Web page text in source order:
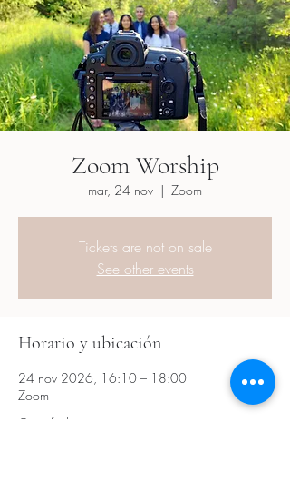
Zoom Worship
mar, 24 nov
  |
Zoom
Tickets are not on sale
See other events
Horario y ubicación
24 nov 2026, 16:10 – 18:00
Zoom
Otras fechas